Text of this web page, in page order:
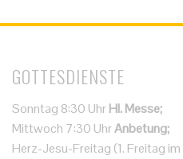
GOTTESDIENSTE
Sonntag 8:30 UhrHl. Messe;
Mittwoch 7:30 UhrAnbetung;
Herz-Jesu-Freitag (1. Freitag